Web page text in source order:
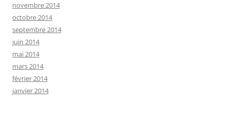
novembre 2014
octobre 2014
septembre 2014
juin 2014
mai 2014
mars 2014
février 2014
janvier 2014